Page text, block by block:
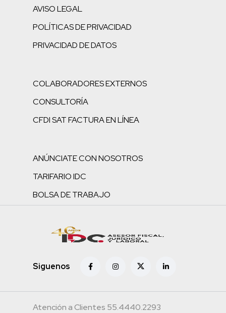
AVISO LEGAL
POLÍTICAS DE PRIVACIDAD
PRIVACIDAD DE DATOS
COLABORADORES EXTERNOS
CONSULTORÍA
CFDI SAT FACTURA EN LÍNEA
ANÚNCIATE CON NOSOTROS
TARIFARIO IDC
BOLSA DE TRABAJO
Siguenos
Atención a Clientes 55.4440.2293